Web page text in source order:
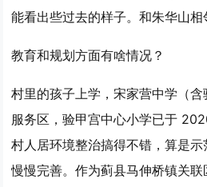
能看出些过去的样子。和朱华山相
教育和规划方面有啥情况？
村里的孩子上学，宋家营中学（
服务区，验甲宫中心小学已于
村人居环境整治搞得不错，算是
慢慢完善。作为蓟县马伸桥镇关